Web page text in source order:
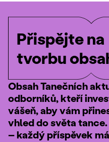
Přispějte na
tvorbu
Obsah Tanečních
odborníků, kteří
vášeň, aby vám
vhled do světa
– každý příspěvek